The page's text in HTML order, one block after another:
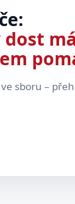
sboru –